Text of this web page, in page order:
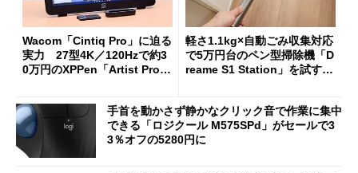
Wacom「Cintiq Pro」に迫る
実力 27型4K／120Hzで約3
0万円のXPPen「Artist Pro 2
軽さ1.1kg×自動ごみ収集対応
で5万円台のペン型掃除機「D
reame S1 Station」を試す
手首を動かさず静かなクリック音で作業に集中
できる「ロジクール M575SPd」がセールで3
3％オフの5280円に